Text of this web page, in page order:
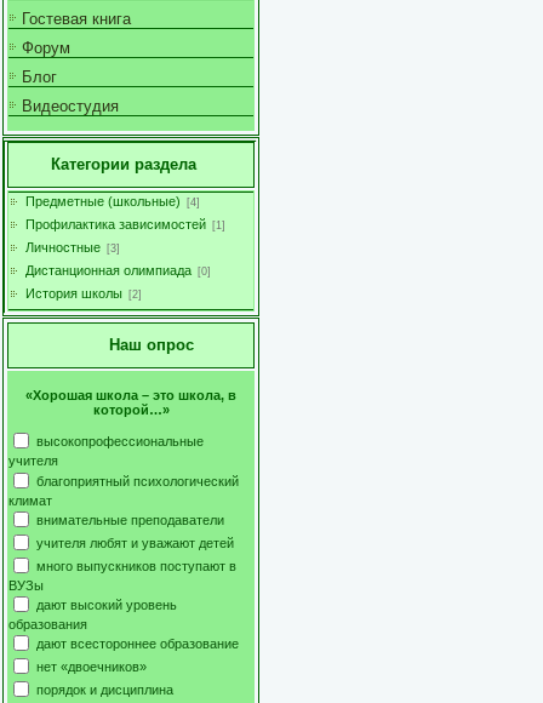
Гостевая книга
Форум
Блог
Видеостудия
Категории раздела
Предметные (школьные) [4]
Профилактика зависимостей [1]
Личностные [3]
Дистанционная олимпиада [0]
История школы [2]
Наш опрос
«Хорошая школа – это школа, в
которой…»
высокопрофессиональные
учителя
благоприятный психологический
климат
внимательные преподаватели
учителя любят и уважают детей
много выпускников поступают в
ВУЗы
дают высокий уровень
образования
дают всестороннее образование
нет «двоечников»
порядок и дисциплина